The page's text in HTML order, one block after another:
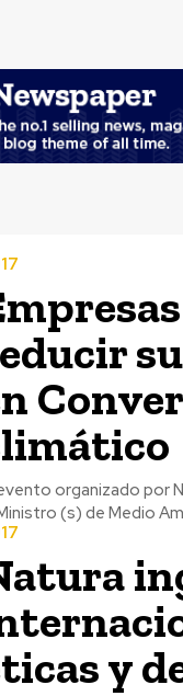
organizado por
(s) de Medio
y